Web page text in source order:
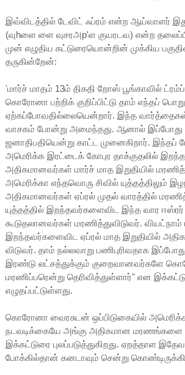
இவ்விடத்தில் டேவிட் ஃப்ரம் என்ற ஆய்வாளர்
(வுhளை ளை வுசரஅp'ள குயரடவ) என்ற
முன் எழுதிய கட்டுரையொன்றின் முக்கிய
தருகின்றேன்:
'மார்ச் மாதம் 13ம் திகதி றோஸ் பூங்காவில்
கொரோனா பற்றிக் குறிப்பிட்டு தாம் எந்தப்
ஏற்கப்போவதில்லையென்றார். இந்த
வாசகம் போன்று அமைந்தது. ஆனால்
ஜனாதிபதியென்று காட்ட முனைகிறார். இந்தப்
அமெரிக்க இரட்டைக் கோபுர தாக்குதலில்
அதிகமானவர்கள் மார்ச் மாத இறுதியில்
அமெரிக்கா எந்தவொரு சிவில் யுத்தத்திலும்
அதிகமானவர்கள் ஏப்ரல் முதல் வாரத்தில்
யுத்தத்தில் இறந்தவர்களைவிட இந்த வார ஈஸ்ரர்
கூடுதலானவர்கள் மரணித்துவிடுவர். வியட்நாம்
இறந்தவர்களைவிட ஏப்ரல் மாத இறுதியில்
விடுவர். தாம் நல்லவாறு பணிபுரிவதாக
இரண்டு லட்சத்துக்கும் குறைவானவர்களே
மரணிப்பரென்று தெரிவித்துள்ளார்" என
எழுதப்பட்டுள்ளது.
கொரோனா வைரசுடன் ஒப்பிடுகையில்
நடவடிக்கையே அங்கு அதிகமான மரணங்களை
இக்கட்டுரை புலப்படுத்துகிறது. ஏறத்தாள
போக்கில்தான் கனடாவும் சென்று